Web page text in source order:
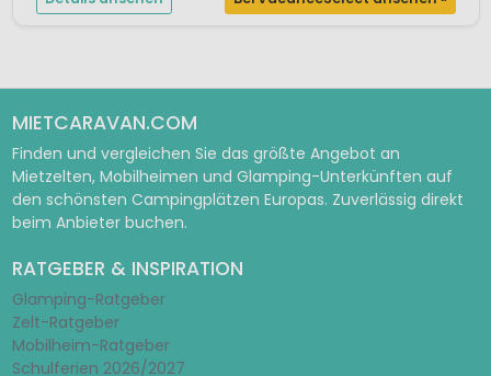
MIETCARAVAN.COM
Finden und vergleichen Sie das größte Angebot an
Mietzelten, Mobilheimen und Glamping-Unterkünften auf
den schönsten Campingplätzen Europas. Zuverlässig direkt
beim Anbieter buchen.
RATGEBER & INSPIRATION
Glamping-Ratgeber
Zelt-Ratgeber
Mobilheim-Ratgeber
Schulferien 2026/2027